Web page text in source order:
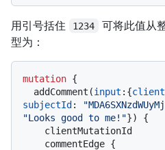
用引号括住 1234
可将此值从
型为：
mutation {
  addComment
(input : {
subjectId :
"Looks good to me!"})
{
    commentEdge
{